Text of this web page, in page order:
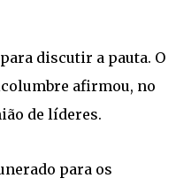
discutir a pauta. O
afirmou, no
de líderes.
para os